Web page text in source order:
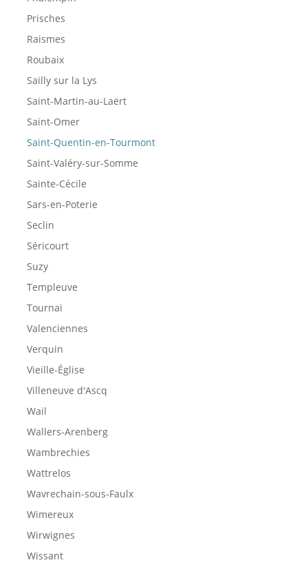
Prisches
Raismes
Roubaix
Sailly sur la Lys
Saint-Martin-au-Laërt
Saint-Omer
Saint-Quentin-en-Tourmont
Saint-Valéry-sur-Somme
Sainte-Cécile
Sars-en-Poterie
Seclin
Séricourt
Suzy
Templeuve
Tournai
Valenciennes
Verquin
Vieille-Église
Villeneuve d'Ascq
Wail
Wallers-Arenberg
Wambrechies
Wattrelos
Wavrechain-sous-Faulx
Wimereux
Wirwignes
Wissant